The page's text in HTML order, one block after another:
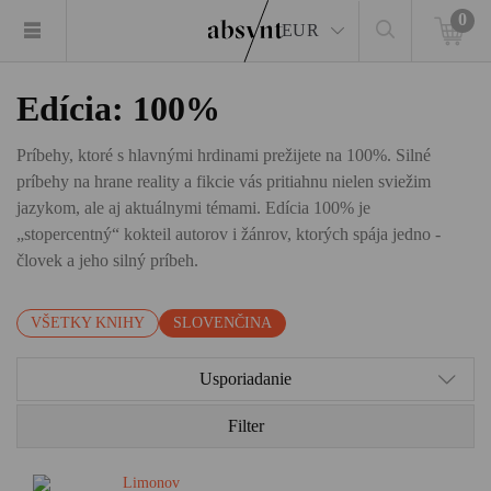
EUR
0
Edícia: 100%
Príbehy, ktoré s hlavnými hrdinami prežijete na 100%. Silné
príbehy na hrane reality a fikcie vás pritiahnu nielen sviežim
jazykom, ale aj aktuálnymi témami. Edícia 100% je
„stopercentný“ kokteil autorov i žánrov, ktorých spája jedno -
človek a jeho silný príbeh.
VŠETKY KNIHY SLOVENČINA
Usporiadanie
Filter